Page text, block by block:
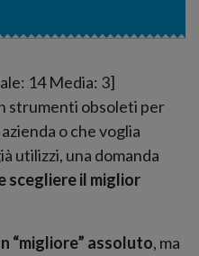
14Media: 3]
strumenti obsoleti per
o che voglia
utilizzi, una domanda
scegliere il miglior
“migliore” assoluto, ma